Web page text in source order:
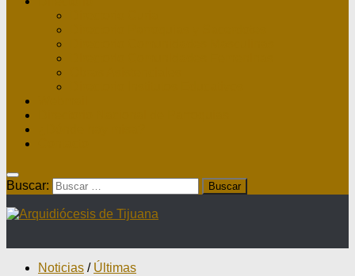
Buscar:
Noticias / Últimas